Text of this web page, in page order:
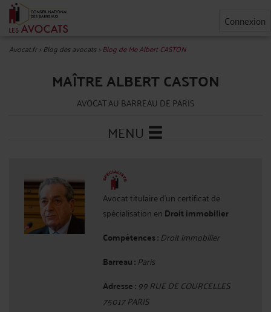
Connexion
Avocat.fr>Blog des avocats>Blog de Me Albert CASTON
MAÎTRE ALBERT CASTON
AVOCAT AU BARREAU DE PARIS
MENU
Avocat titulaire d'un certificat de
spécialisation en Droit immobilier
Compétences : Droit immobilier
Barreau : Paris
Adresse : 99 RUE DE COURCELLES
75017 PARIS